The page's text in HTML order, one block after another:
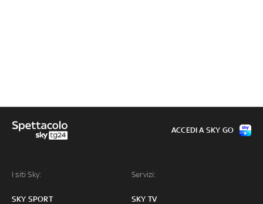
I siti Sky:
SKY SPORT
Servizi:
SKY TV
ACCEDI A SKY GO